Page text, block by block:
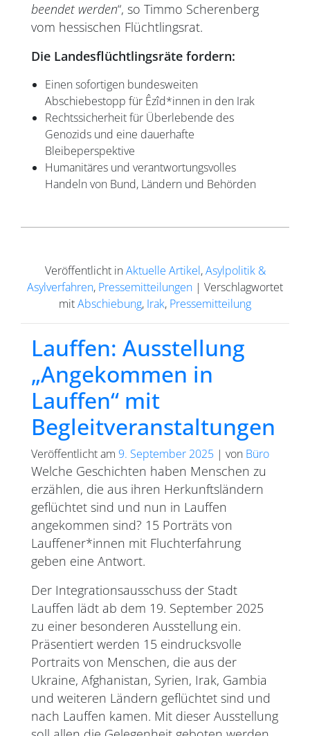
beendet werden“, so Timmo Scherenberg
vom hessischen Flüchtlingsrat.
Die Landesflüchtlingsräte fordern:
Einen sofortigen bundesweiten
Abschiebestopp für Êzîd*innen in den Irak
Rechtssicherheit für Überlebende des
Genozids und eine dauerhafte
Bleibeperspektive
Humanitäres und verantwortungsvolles
Handeln von Bund, Ländern und Behörden
Veröffentlicht inAktuelle Artikel,Asylpolitik &
Asylverfahren, Pressemitteilungen | Verschlagwortet
mitAbschiebung, Irak, Pressemitteilung
Lauffen: Ausstellung
„Angekommen in
Lauffen“ mit
Begleitveranstaltungen
Veröffentlicht am 9. September 2025 | von Büro
Welche Geschichten haben Menschen zu
erzählen, die aus ihren Herkunftsländern
geflüchtet sind und nun in Lauffen
angekommen sind? 15 Porträts von
Lauffener*innen mit Fluchterfahrung
geben eine Antwort.
Der Integrationsausschuss der Stadt
Lauffen lädt ab dem 19. September 2025
zu einer besonderen Ausstellung ein.
Präsentiert werden 15 eindrucksvolle
Portraits von Menschen, die aus der
Ukraine, Afghanistan, Syrien, Irak, Gambia
und weiteren Ländern geflüchtet sind und
nach Lauffen kamen. Mit dieser Ausstellung